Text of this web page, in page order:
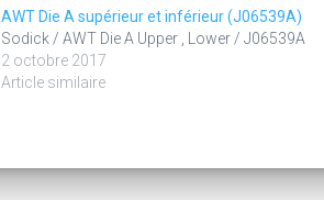
AWT Die A supérieur et inférieur (J06539A)
Sodick / AWT Die A Upper , Lower / J06539A
2 octobre 2017
Article similaire